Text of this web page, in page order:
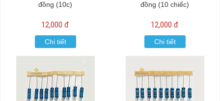
đồng (10c)
12,000 đ
Chi tiết
đồng (10 chiếc)
12,000 đ
Chi tiết